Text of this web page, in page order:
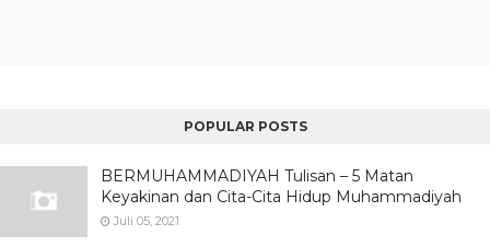
POPULAR POSTS
BERMUHAMMADIYAH Tulisan – 5 Matan
Keyakinan dan Cita-Cita Hidup Muhammadiyah
Juli 05, 2021